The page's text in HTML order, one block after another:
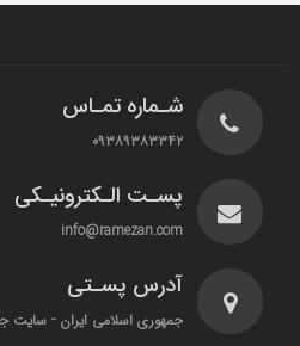
شـماره تمـاس
۰۹۳۸۹۳۸۳۳۴۲
پسـت الـکترونیـکی
info@ramezan.com
آدرس پسـتی
جمهوری اسلامی ایران - سایت